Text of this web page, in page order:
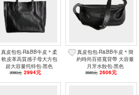
真皮包包-R&BB牛皮＊柔
軟皮革高質感子母大方包
超大容量托特包-黑色
3980元 2994元
真皮包包-R&BB牛皮＊簡
約時尚百搭寬背帶 大容量
月牙水餃包-黑色
3580元 2606元